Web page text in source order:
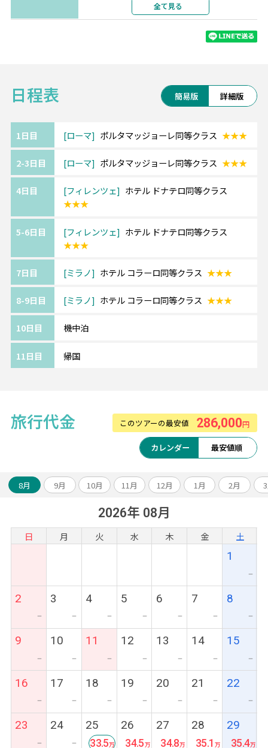
部屋カテゴリ
日帰りで様々な都市にも観光できますので、
ローマを基点に散策がおすすめです。
中世時代の面影残す美しい花の都フィレンツ
とつで、
作が数多く残されています。
《ミラノ/Milan》━━・・
商業の中心として知られるミラノ。
ル、ドゥオモのステンドグラスは必見です。
の晩餐』があるのもこの街です。
■イタリア各都市間の移動はイタリアが誇る
高速列車利用。
※イタロまたはフレッチャとなります。追
全て見る
日程表 簡易版 詳細版
1日目 ローマ ポルタマッジョーレ同等クラス ★★★
2-3日目 ローマ ポルタマッジョーレ同等クラス ★★★
4日目 フィレンツェ
ホテル ドナテロ同等クラス
★★★
5-6日目 フィレンツェ
ホテル ドナテロ同等クラス
★★★
7日目 ミラノ ホテル コラーロ同等クラス ★★★
8-9日目 ミラノ ホテル コラーロ同等クラス ★★★
10日目 機中泊
11日目 帰国
旅行代金 このツアーの最安値 286,000円
カレンダー 最安値順
8月 9月 10月 11月 12月 1月 2月
2026年 08月
日 月 火 水 木 金 土
1
ー
2
ー
3
ー
4
ー
5
ー
6
ー
7
ー
8
ー
9
ー
10
ー
11
ー
12
ー
13
ー
14
ー
15
ー
16
ー
17
ー
18
ー
19
ー
20
ー
21
ー
22
ー
23
ー
24
ー
25
33.5
26
34.5
27
34.8
28
35.1
29
35.4